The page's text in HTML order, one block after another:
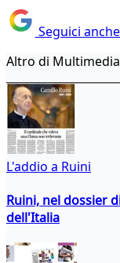
Seguici
Altro di Multimedia
L'addio a Ruini
Ruini, nel dossier
dell'Italia